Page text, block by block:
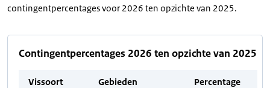
contingentpercentages voor 2026 ten opzichte van 2025.
Contingentpercentages 2026 ten opzichte van 2025
Vissoort Gebieden Percentage